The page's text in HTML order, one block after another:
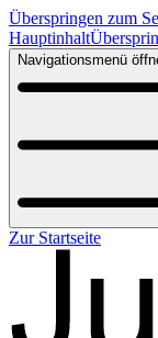
Überspringen zum
Hauptinhalt
Navigationsmenü
Zur Startseite